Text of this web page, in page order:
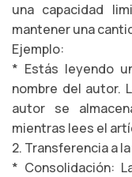
una capacidad
mantener una
Ejemplo:
* Estás leyendo
nombre del autor.
autor se
mientras lees el
2. Transferencia a
* Consolidación: